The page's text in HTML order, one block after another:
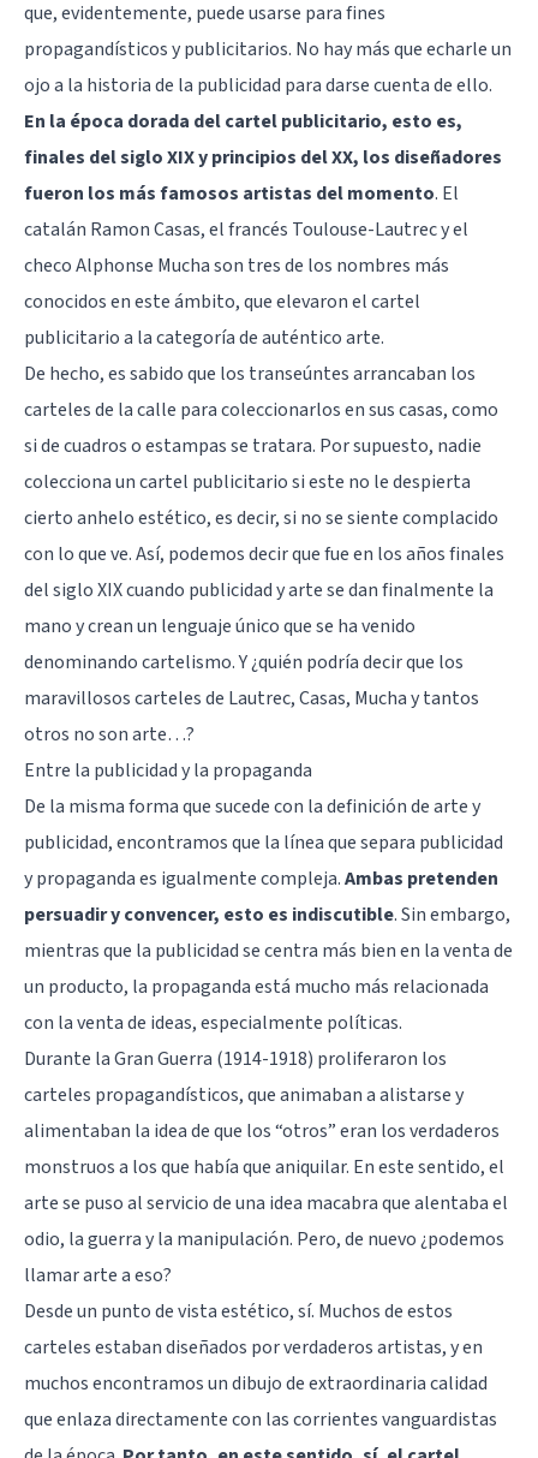
que, evidentemente, puede usarse para fines
propagandísticos y publicitarios. No hay más que echarle un
ojo a la historia de la publicidad para darse cuenta de ello.
En la época dorada del cartel publicitario, esto es,
finales del siglo XIX y principios del XX, los diseñadores
fueron los más famosos artistas del momento. El
catalán Ramon Casas, el francés Toulouse-Lautrec y el
checo Alphonse Mucha son tres de los nombres más
conocidos en este ámbito, que elevaron el cartel
publicitario a la categoría de auténtico arte.
De hecho, es sabido que los transeúntes arrancaban los
carteles de la calle para coleccionarlos en sus casas, como
si de cuadros o estampas se tratara. Por supuesto, nadie
colecciona un cartel publicitario si este no le despierta
cierto anhelo estético, es decir, si no se siente complacido
con lo que ve. Así, podemos decir que fue en los años finales
del siglo XIX cuando publicidad y arte se dan finalmente la
mano y crean un lenguaje único que se ha venido
denominando cartelismo. Y ¿quién podría decir que los
maravillosos carteles de Lautrec, Casas, Mucha y tantos
otros no son arte…?
Entre la publicidad y la propaganda
De la misma forma que sucede con la definición de arte y
publicidad, encontramos que la línea que separa publicidad
y propaganda es igualmente compleja.Ambas pretenden
persuadir y convencer, esto es indiscutible. Sin embargo,
mientras que la publicidad se centra más bien en la venta de
un producto, la propaganda está mucho más relacionada
con la venta de ideas, especialmente políticas.
Durante la Gran Guerra (1914-1918) proliferaron los
carteles propagandísticos, que animaban a alistarse y
alimentaban la idea de que los “otros” eran los verdaderos
monstruos a los que había que aniquilar. En este sentido, el
arte se puso al servicio de una idea macabra que alentaba el
odio, la guerra y la manipulación. Pero, de nuevo ¿podemos
llamar arte a eso?
Desde un punto de vista estético, sí. Muchos de estos
carteles estaban diseñados por verdaderos artistas, y en
muchos encontramos un dibujo de extraordinaria calidad
que enlaza directamente con las corrientes vanguardistas